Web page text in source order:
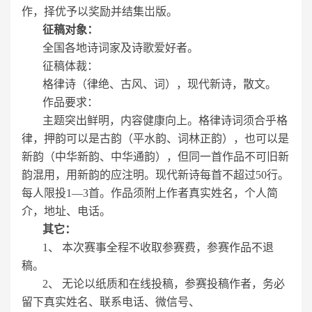
作，择优予以奖励并结集岀版。
征稿对象：
全国各地诗词家及诗歌爱好者。
征稿体裁：
格律诗（律绝、古风、词），现代新诗，散文。
作品要求：
主题突出鲜明，内容健康向上。格律诗词须合乎格
律，押韵可以是古韵（平水韵、词林正韵），也可以是
新韵（中华新韵、中华通韵），但同一首作品不可旧新
韵混用，用新韵的应注明。现代新诗每首不超过50行。
每人限投1—3首。作品须附上作者真实姓名，个人简
介，地址、电话。
其它：
1、 本次赛事全程不收取参赛费，参赛作品不退
稿。
2、 无论以纸质和在线投稿，参赛投稿作者，务必
留下真实姓名、联系电话、微信号、